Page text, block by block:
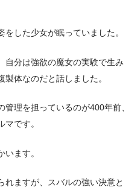
した少女が眠っていました。
自分は強欲の魔女の実験で生み
体なのだと話しました。
理を担っているのが400年前、
です。
ます。
れますが、スバルの強い決意と